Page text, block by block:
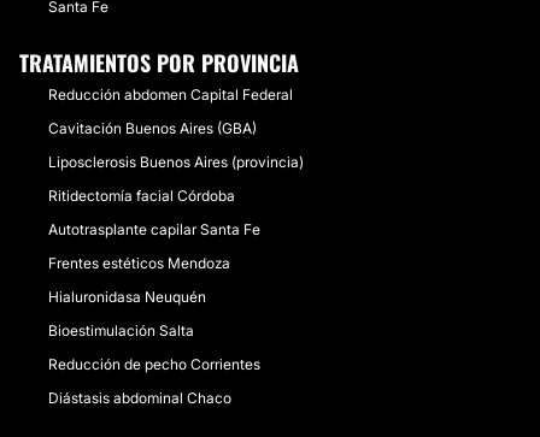
Santa Fe
TRATAMIENTOS POR PROVINCIA
Reducción abdomen Capital Federal
Cavitación Buenos Aires (GBA)
Liposclerosis Buenos Aires (provincia)
Ritidectomía facial Córdoba
Autotrasplante capilar Santa Fe
Frentes estéticos Mendoza
Hialuronidasa Neuquén
Bioestimulación Salta
Reducción de pecho Corrientes
Diástasis abdominal Chaco